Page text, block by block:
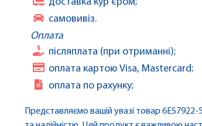
самовивіз.
Оплата
післяплата (при отриманні);
оплата картою Visa, Mastercard;
оплата по рахунку;
Представляємо вашій увазі товар